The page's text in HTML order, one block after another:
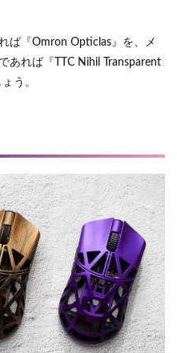
ば『Omron Opticlas』を、メ
あれば『TTC Nihil Transparent
う。